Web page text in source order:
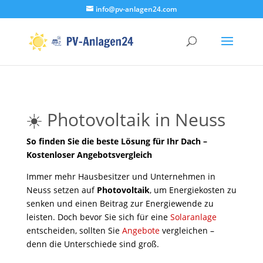
info@pv-anlagen24.com
☀️ Photovoltaik in Neuss
So finden Sie die beste Lösung für Ihr Dach –
Kostenloser Angebotsvergleich
Immer mehr Hausbesitzer und Unternehmen in
Neuss setzen auf Photovoltaik, um Energiekosten zu
senken und einen Beitrag zur Energiewende zu
leisten. Doch bevor Sie sich für eine Solaranlage
entscheiden, sollten Sie Angebotevergleichen –
denn die Unterschiede sind groß.